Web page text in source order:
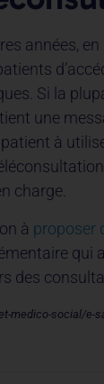
années,
Si la
une
à
charge.
à proposer
qui
des
medico-social/e-